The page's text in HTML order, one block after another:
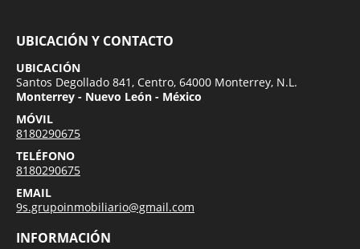
UBICACIÓN Y CONTACTO
UBICACIÓN
Santos Degollado 841, Centro, 64000 Monterrey, N.L.
Monterrey - Nuevo León - México
MÓVIL
8180290675
TELÉFONO
8180290675
EMAIL
9s.grupoinmobiliario@gmail.com
INFORMACIÓN